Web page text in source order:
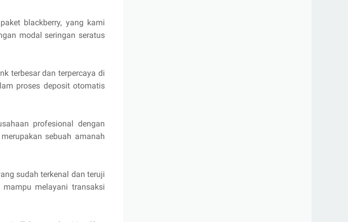
blackberry, yang kami
modal seringan seratus
terbesar dan terpercaya di
proses deposit otomatis
profesional dengan
sebuah amanah
sudah terkenal dan teruji
melayani transaksi